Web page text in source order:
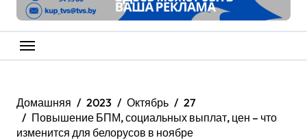
Домашняя 2023 Октябрь
27
Повышение БПМ, социальных выплат, цен – что
изменится для белорусов в ноябре